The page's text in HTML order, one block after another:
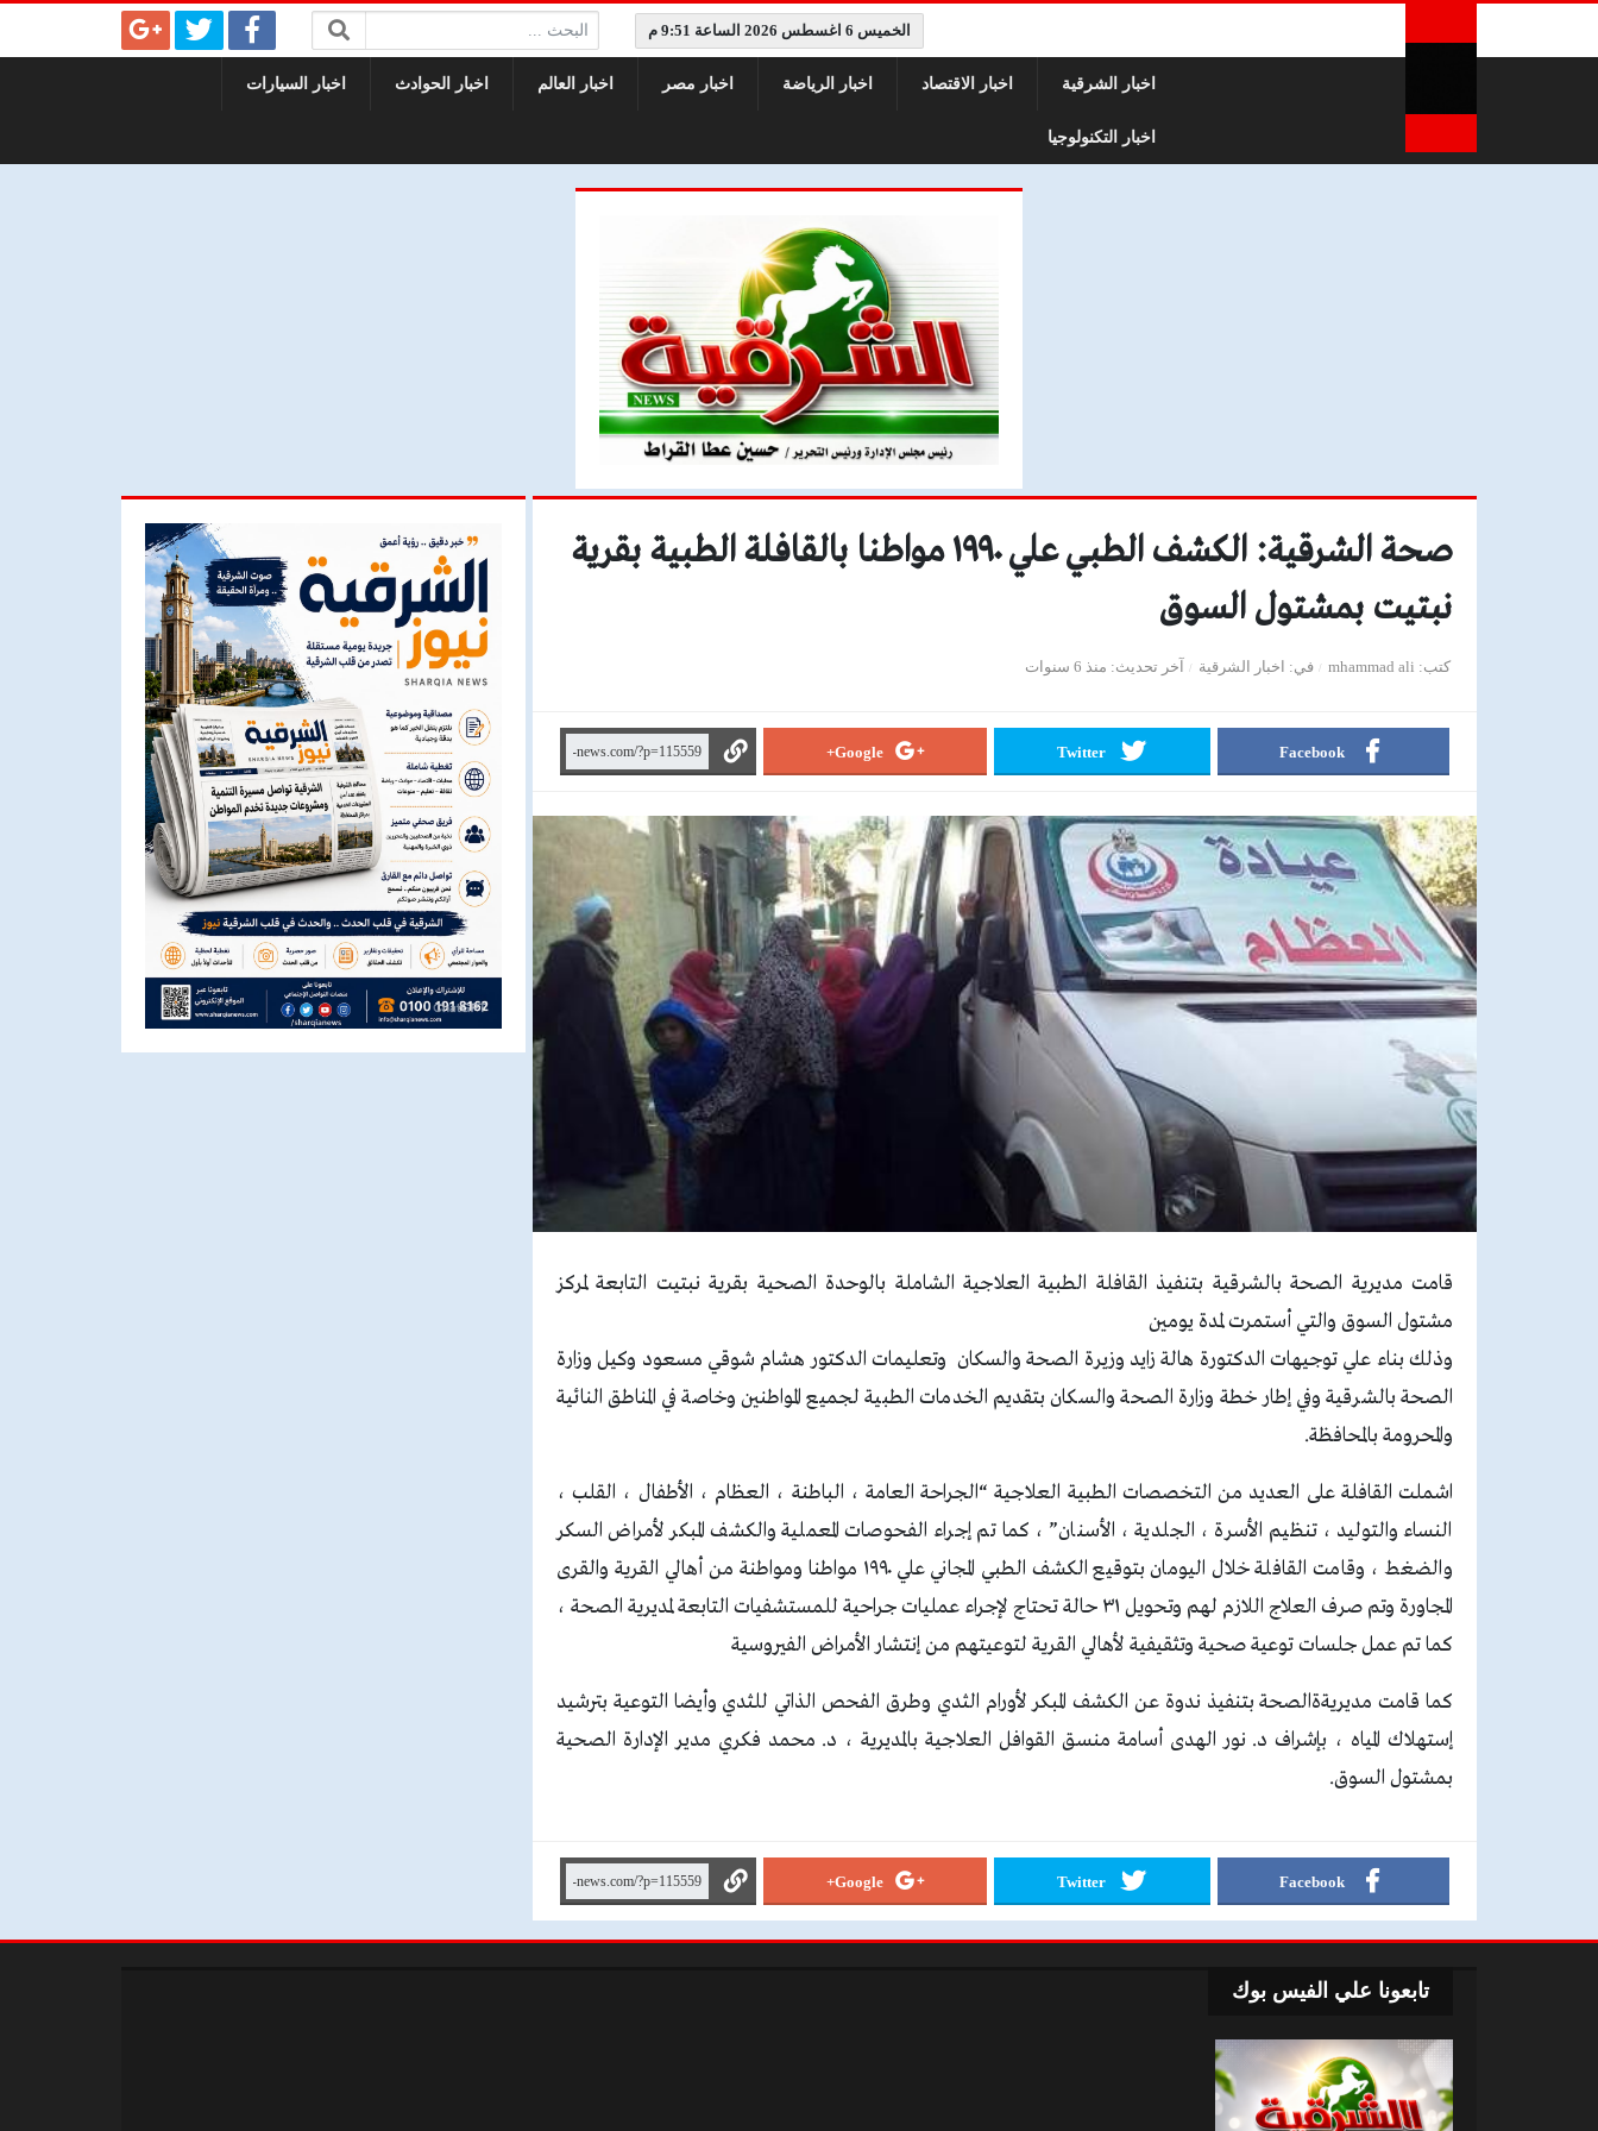
الخميس 6 اغسطس 2026 الساعة 9:51 م البحث:
اخبار الشرقية اخبار الاقتصاد اخبار الرياضة اخبار مصر اخبار العالم اخبار الحوادث اخبار السيارات
اخبار التكنولوجيا
صحة الشرقية: الكشف الطبي علي ١٩٩٠ مواطنا بالقافلة الطبية بقرية
نبتيت بمشتول السوق
كتب mhammad ali في اخبار الشرقية آخر تحديث منذ 6 سنوات
Facebook
Twitter
Google+
قامت مديرية الصحة بالشرقية بتنفيذ القافلة الطبية العلاجية الشاملة بالوحدة الصحية بقرية نبتيت التابعة لمركز
مشتول السوق والتي أستمرت لمدة يومين
وذلك بناء علي توجيهات الدكتورة هالة زايد وزيرة الصحة والسكان وتعليمات الدكتور هشام شوقي مسعود وكيل وزارة
الصحة بالشرقية وفي إطار خطة وزارة الصحة والسكان بتقديم الخدمات الطبية لجميع المواطنين وخاصة في المناطق النائية
والمحرومة بالمحافظة.
اشملت القافلة على العديد من التخصصات الطبية العلاجية “الجراحة العامة ، الباطنة ، العظام ، الأطفال ، القلب ،
النساء والتوليد ، تنظيم الأسرة ، الجلدية ، الأسنان” ، كما تم إجراء الفحوصات المعملية والكشف المبكر لأمراض السكر
والضغط ، وقامت القافلة خلال اليومان بتوقيع الكشف الطبي المجاني علي ١٩٩٠ مواطنا ومواطنة من أهالي القرية والقرى
المجاورة وتم صرف العلاج اللازم لهم وتحويل ٣١ حالة تحتاج لإجراء عمليات جراحية للمستشفيات التابعة لمديرية الصحة ،
كما تم عمل جلسات توعية صحية وتثقيفية لأهالي القرية لتوعيتهم من إنتشار الأمراض الفيروسية
كما قامت مديريةةالصحة بتنفيذ ندوة عن الكشف المبكر لأورام الثدي وطرق الفحص الذاتي للثدي وأيضا التوعية بترشيد
إستهلاك المياه ، بإشراف د. نور الهدى أسامة منسق القوافل العلاجية بالمديرية ، د. محمد فكري مدير الإدارة الصحية
بمشتول السوق.
Facebook
Twitter
Google+
تابعونا علي الفيس بوك